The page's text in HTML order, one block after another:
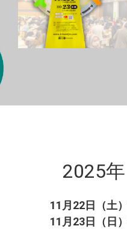
2025
11月22日（土
11月23日（日